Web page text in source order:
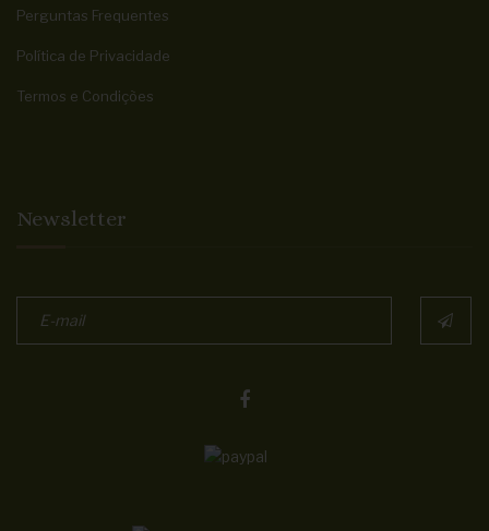
Perguntas Frequentes
Política de Privacidade
Termos e Condições
Newsletter